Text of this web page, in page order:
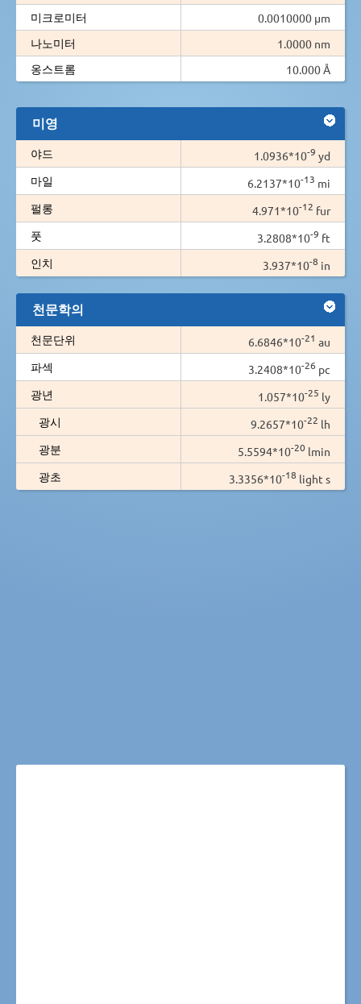
미크로미터
0.0010000 µm
나노미터
1.0000 nm
옹스트롬
10.000 Å
미영
야드 1.0936*10-9 yd
마일
6.2137*10-13 mi
펄롱
4.971*10-12 fur
풋
3.2808*10-9 ft
인치
3.937*10-8 in
천문학의
천문단위 6.6846*10-21 au
파섹
3.2408*10-26 pc
광년
1.057*10-25 ly
광시
9.2657*10-22 lh
광분
5.5594*10-20 lmin
광초
3.3356*10-18 light s